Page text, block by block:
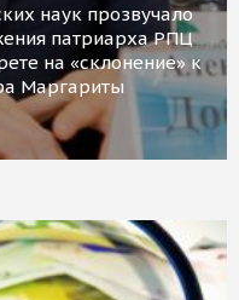
наук прозвучало
патриарха РПЦ
на «склонение» к
Маргариты